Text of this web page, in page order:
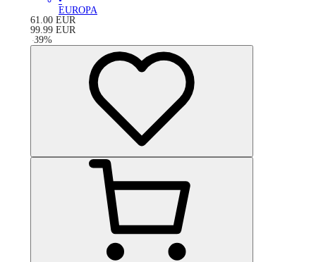
EUROPA
61.00 EUR
99.99 EUR
-39%